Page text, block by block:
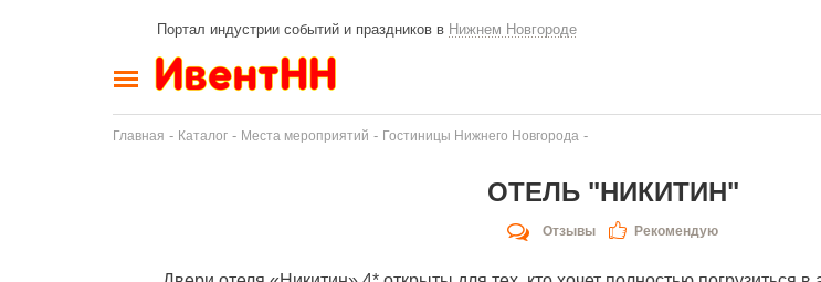
Портал индустрии событий и праздников в Нижнем Новгороде
Главная - Каталог - Места мероприятий - Гостиницы Нижнего Новгорода -
ОТЕЛЬ "НИКИТИН"
Отзывы Рекомендую